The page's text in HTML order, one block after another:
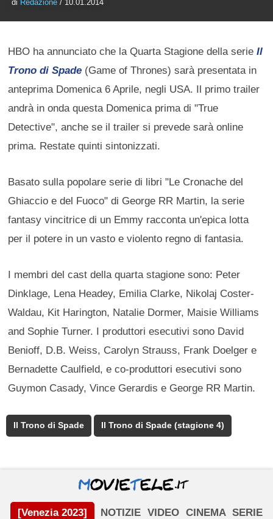
di Redazione / 10.01.2014
HBO ha annunciato che la Quarta Stagione della serieIl
Trono di Spade (Game of Thrones) sarà presentata in
anteprima Domenica 6 Aprile, negli USA. Il primo trailer
andrà in onda questa Domenica prima di "True
Detective", anche se il trailer si prevede sarà online
prima. Restate quinti sintonizzati.
Basato sulla popolare serie di libri "Le Cronache del
Ghiaccio e del Fuoco" di George RR Martin, la serie
fantasy vincitrice di un Emmy racconta un'epica lotta
per il potere in un vasto e violento regno di fantasia.
I membri del cast della quarta stagione sono: Peter
Dinklage, Lena Headey, Emilia Clarke, Nikolaj Coster-
Waldau, Kit Harington, Natalie Dormer, Maisie Williams
and Sophie Turner. I produttori esecutivi sono David
Benioff, D.B. Weiss, Carolyn Strauss, Frank Doelger e
Bernadette Caulfield, e co-produttori esecutivi sono
Guymon Casady, Vince Gerardis e George RR Martin.
Il Trono di Spade Il Trono di Spade (stagione 4)
[Venezia 2023] NOTIZIE VIDEO CINEMA SERIE